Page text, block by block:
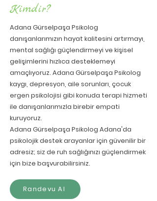
Kimdir?
Adana Gürselpaşa Psikolog
danışanlarımızın hayat kalitesini artırmayı,
mental sağlığı güçlendirmeyi ve kişisel
gelişimlerini hızlıca desteklemeyi
amaçlıyoruz. Adana Gürselpaşa Psikolog
kaygı, depresyon, aile sorunları, çocuk
ergen psikolojisi gibi konuda terapi hizmeti
ile danışanlarımızla birebir empati
kuruyoruz.
Adana Gürselpaşa Psikolog Adana'da
psikolojik destek arayanlar için güvenilir bir
adresiz; siz de ruh sağlığınızı güçlendirmek
için bize başvurabilirsiniz.
Randevu Al